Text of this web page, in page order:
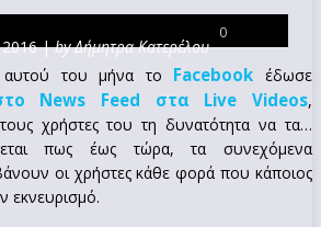
2016 |by Δήμητρα Κατερέλου
0
αυτού του μήνα το Facebook έδωσε
News Feed στα Live Videos,
χρήστες του τη δυνατότητα να τα…
πως έως τώρα, τα συνεχόμενα
οι χρήστες κάθε φορά που κάποιος
εκνευρισμό.